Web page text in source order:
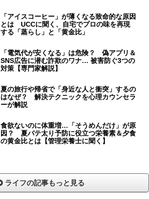
「アイスコーヒー」が薄くなる致命的な原因
とは UCCに聞く、自宅でプロの味を再現
する「蒸らし」と「黄金比」
「電気代が安くなる」は危険？ 偽アプリ＆
SNS広告に潜む詐欺のワナ… 被害防ぐ3つの
対策【専門家解説】
夏の旅行や帰省で「身近な人と衝突」するの
はなぜ？ 解決テクニックを心理カウンセラ
ーが解説
食欲ないのに体重増…「そうめんだけ」が原
因？ 夏バテ太り予防に役立つ栄養素＆夕食
の黄金比とは【管理栄養士に聞く】
ライフの記事もっと見る